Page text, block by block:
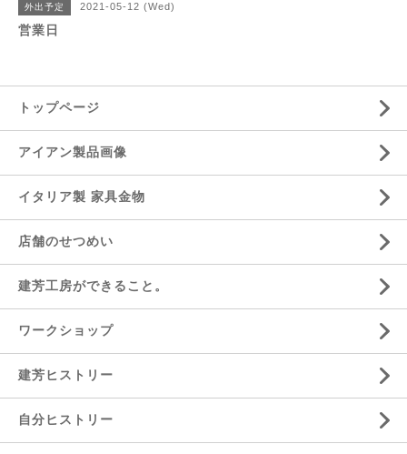
外出予定 2021-05-12 (Wed)
営業日
トップページ
アイアン製品画像
イタリア製 家具金物
店舗のせつめい
建芳工房ができること。
ワークショップ
建芳ヒストリー
自分ヒストリー